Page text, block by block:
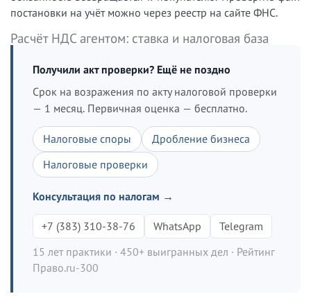
постановки на учёт можно через реестр на сайте ФНС.
Расчёт НДС агентом: ставка и налоговая база
Получили акт проверки? Ещё не поздно
Срок на возражения по акту налоговой проверки
— 1 месяц. Первичная оценка — бесплатно.
Налоговые споры
Дробление бизнеса
Налоговые проверки
Консультация по налогам →
+7 (383) 310-38-76 WhatsApp
Telegram
15 лет практики · 450+ выигранных дел · Рейтинг
Право.ru-300